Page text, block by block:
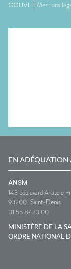
CGUVL Mentions
EN ADÉQUATION
ANSM
143 boulevard Anatole
93200 Saint-Denis
01 55 87 30 00
MINISTÈRE DE LA
ORDRE NATIONAL